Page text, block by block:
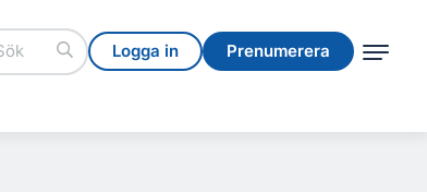
Logga in Prenumerera
Logga in Prenumerera